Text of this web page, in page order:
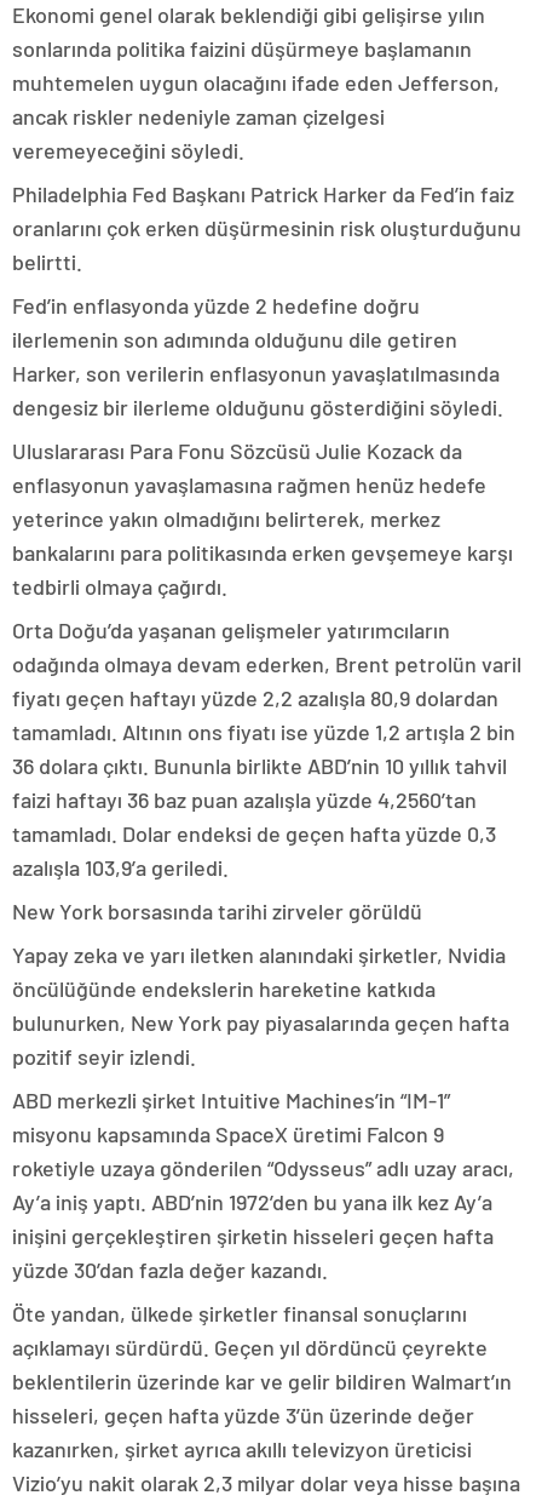
Ekonomi genel olarak beklendiği gibi gelişirse yılın
sonlarında politika faizini düşürmeye başlamanın
muhtemelen uygun olacağını ifade eden Jefferson,
ancak riskler nedeniyle zaman çizelgesi
veremeyeceğini söyledi.
Philadelphia Fed Başkanı Patrick Harker da Fed’in faiz
oranlarını çok erken düşürmesinin risk oluşturduğunu
belirtti.
Fed’in enflasyonda yüzde 2 hedefine doğru
ilerlemenin son adımında olduğunu dile getiren
Harker, son verilerin enflasyonun yavaşlatılmasında
dengesiz bir ilerleme olduğunu gösterdiğini söyledi.
Uluslararası Para Fonu Sözcüsü Julie Kozack da
enflasyonun yavaşlamasına rağmen henüz hedefe
yeterince yakın olmadığını belirterek, merkez
bankalarını para politikasında erken gevşemeye karşı
tedbirli olmaya çağırdı.
Orta Doğu’da yaşanan gelişmeler yatırımcıların
odağında olmaya devam ederken, Brent petrolün varil
fiyatı geçen haftayı yüzde 2,2 azalışla 80,9 dolardan
tamamladı. Altının ons fiyatı ise yüzde 1,2 artışla 2 bin
36 dolara çıktı. Bununla birlikte ABD’nin 10 yıllık tahvil
faizi haftayı 36 baz puan azalışla yüzde 4,2560’tan
tamamladı. Dolar endeksi de geçen hafta yüzde 0,3
azalışla 103,9’a geriledi.
New York borsasında tarihi zirveler görüldü
Yapay zeka ve yarı iletken alanındaki şirketler, Nvidia
öncülüğünde endekslerin hareketine katkıda
bulunurken, New York pay piyasalarında geçen hafta
pozitif seyir izlendi.
ABD merkezli şirket Intuitive Machines’in “IM-1”
misyonu kapsamında SpaceX üretimi Falcon 9
roketiyle uzaya gönderilen “Odysseus” adlı uzay aracı,
Ay’a iniş yaptı. ABD’nin 1972’den bu yana ilk kez Ay’a
inişini gerçekleştiren şirketin hisseleri geçen hafta
yüzde 30’dan fazla değer kazandı.
Öte yandan, ülkede şirketler finansal sonuçlarını
açıklamayı sürdürdü. Geçen yıl dördüncü çeyrekte
beklentilerin üzerinde kar ve gelir bildiren Walmart’ın
hisseleri, geçen hafta yüzde 3’ün üzerinde değer
kazanırken, şirket ayrıca akıllı televizyon üreticisi
Vizio’yu nakit olarak 2,3 milyar dolar veya hisse başına